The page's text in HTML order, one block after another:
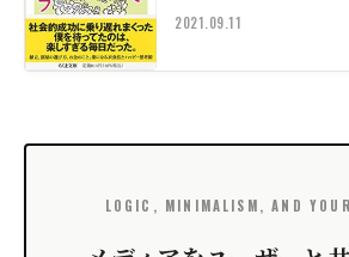
2021.09.11
LOGIC, MINIMALISM, AND